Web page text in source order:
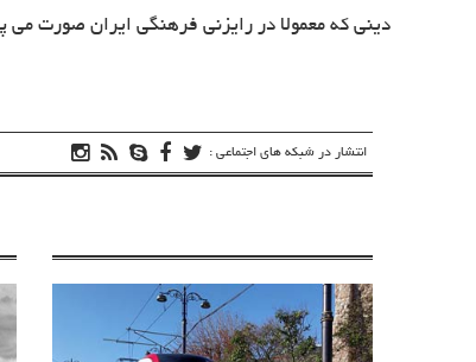
دینی که معمولا در رایزنی فرهنگی ایران صورت می
انتشار در شبکه های اجتماعی :